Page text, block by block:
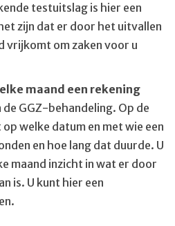
testuitslag is hier een
zijn dat er door het uitvallen
vrijkomt om zaken voor u
elke maand een rekening
GGZ-behandeling. Op de
welke datum en met wie een
en hoe lang dat duurde. U
maand inzicht in wat er door
is. U kunt hier een